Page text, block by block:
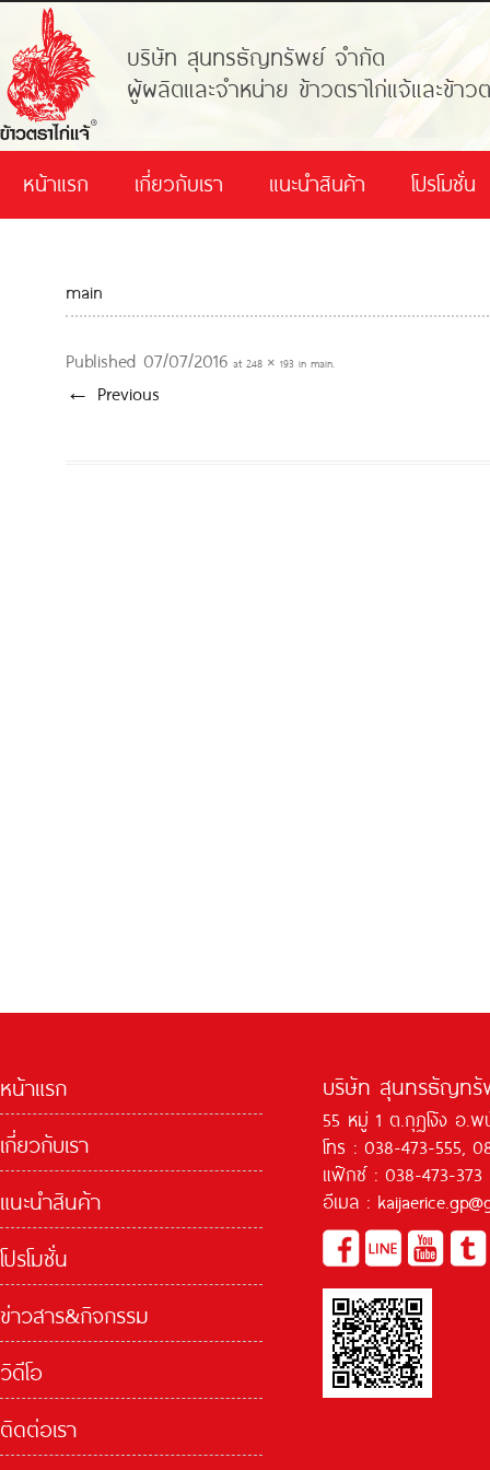
บริษัท สุนทรธัญทรัพย์ จำกัด
ผู้ผลิตและจำหน่าย ข้าวตราไก่แจ้และข้าวต
หน้าแรก เกี่ยวกับเรา แนะนำสินค้า โปรโมชั่น
main
Published 07/07/2016 at 248 × 193 in main.
← Previous
หน้าแรก
เกี่ยวกับเรา
แนะนำสินค้า
โปรโมชั่น
ข่าวสาร&กิจกรรม
วิดีโอ
ติดต่อเรา
บริษัท สุนทรธัญทรั
55 หมู่ 1 ต.กุฏโง้ง อ.
โทร : 038-473-555,
แฟ๊กซ์ : 038-473-373
อีเมล :